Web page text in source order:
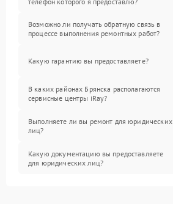
Возможно ли получать обратную связь в
процессе выполнения ремонтных работ?
Какую гарантию вы предоставляете?
В каких районах Брянска располагаются
сервисные центры iRay?
Выполняете ли вы ремонт для юридических
лиц?
Какую документацию вы предоставляете
для юридических лиц?